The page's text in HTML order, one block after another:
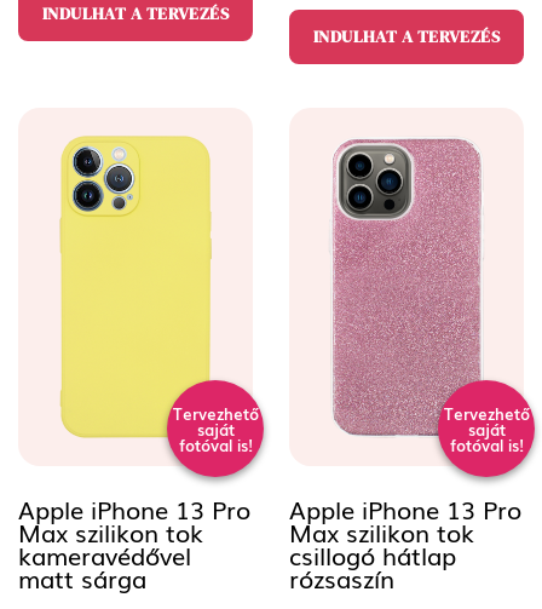
INDULHAT A TERVEZÉS
INDULHAT A TERVEZÉS
Tervezhető
saját
fotóval is!
Apple iPhone 13 Pro
Max szilikon tok
kameravédővel
matt sárga
Tervezhető
saját
fotóval is!
Apple iPhone 13 Pro
Max szilikon tok
csillogó hátlap
rózsaszín